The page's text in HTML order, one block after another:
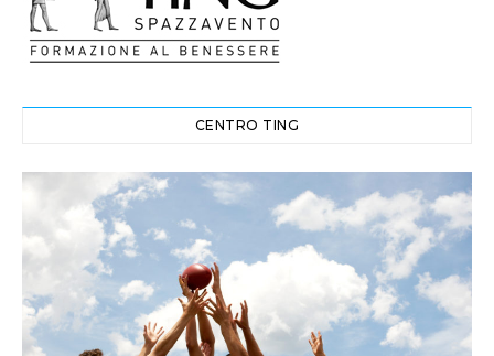
CENTRO TING